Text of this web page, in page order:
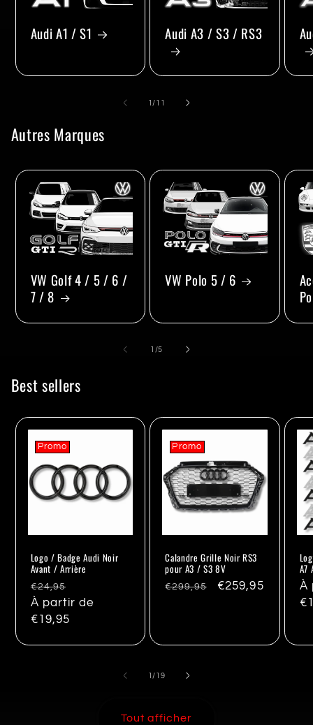
Audi A1 / S1 Audi A3 / S3 / RS3
1 /de
11
Autres Marques
VW Golf 4 / 5 / 6 /
7 / 8
VW Polo 5 / 6
1 /de
5
Best sellers
Promo
Logo / Badge Audi Noir
Avant / Arrière
Prix
habituel
€24,95
À partir de
€19,95
Promo
Calandre Grille Noir RS3
pour A3 / S3 8V
Prix
€299,95 Promo
€259,95
A7
À
1 /de
19
Tout afficher